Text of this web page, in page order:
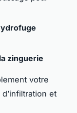
zinguerie
votre
et